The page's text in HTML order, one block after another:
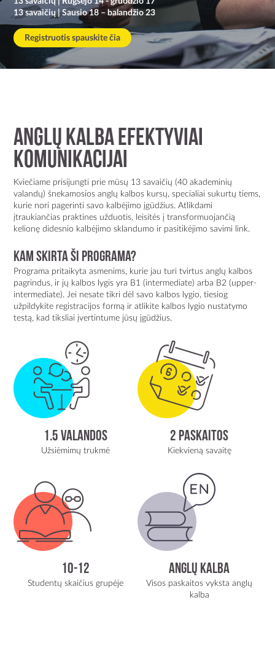
Kontaktai
13 savaičių | Sausio 18 – balandžio 23
Registruotis spauskite čia
ANGLŲ KALBA EFEKTYVIAI
KOMUNIKACIJAI
Kviečiame prisijungti prie mūsų 13 savaičių (40 akademinių
valandų) šnekamosios anglų kalbos kursų, specialiai sukurtų tiems,
kurie nori pagerinti savo kalbėjimo įgūdžius. Atlikdami
įtraukiančias praktines užduotis, leisitės į transformuojančią
kelionę didesnio kalbėjimo sklandumo ir pasitikėjimo savimi link.
KAM SKIRTA ŠI PROGRAMA?
Programa pritaikyta asmenims, kurie jau turi tvirtus anglų kalbos
pagrindus, ir jų kalbos lygis yra B1 (intermediate) arba B2 (upper-
intermediate). Jei nesate tikri dėl savo kalbos lygio, tiesiog
užpildykite registracijos formą ir atlikite kalbos lygio nustatymo
testą, kad tiksliai įvertintume jūsų įgūdžius.
1.5 valandos
Užsiėmimų trukmė
2 paskaitos
Kiekvieną savaitę
10-12
Studentų skaičius grupėje
Anglų kalba
Visos paskaitos vyksta anglų
kalba